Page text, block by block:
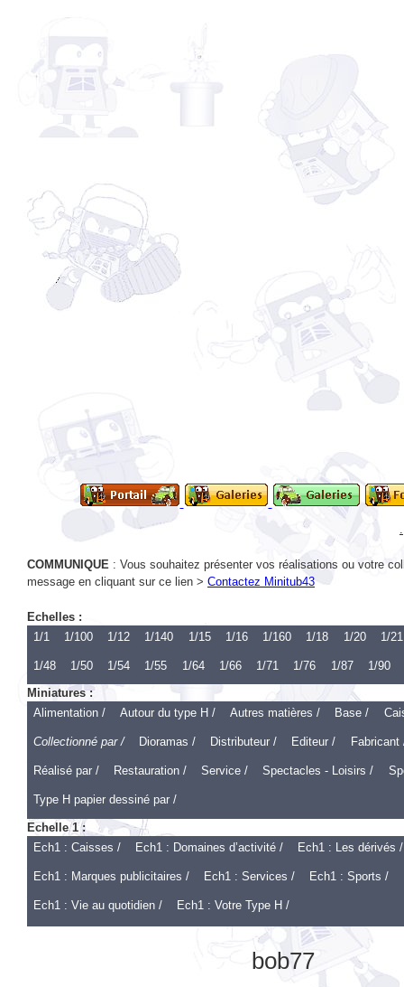
COMMUNIQUE
: Vous souhaitez présenter vos réalisations ou votre
Contactez Minitub43
Echelles :
1/1
1/48 1/50 1/54 1/55 1/64 1/66 1/71 1/76 1/87
1/90
Miniatures :
Alimentation /
Autour du type H / Autres matières / Base /
Collectionné par / Dioramas / Distributeur / Editeur / Fabricant
Réalisé par / Restauration / Service / Spectacles - Loisirs /
Type H papier dessiné par /
Echelle 1 :
Ech1 : Caisses /
Ech1 : Domaines d’activité / Ech1 : Les dérivés /
Ech1 : Marques publicitaires / Ech1 : Services / Ech1 : Sports /
Ech1 : Vie au quotidien / Ech1 : Votre Type H /
bob77